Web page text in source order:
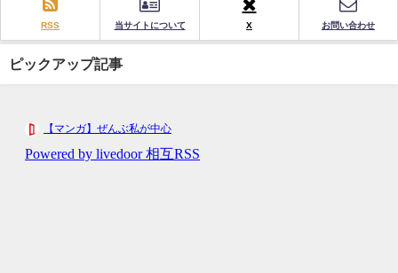
RSS 当サイトについて X お問い合わせ
ピックアップ記事